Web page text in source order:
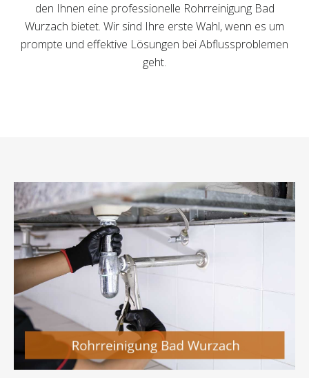
den Ihnen eine professionelle Rohrreinigung Bad
Wurzach bietet. Wir sind Ihre erste Wahl, wenn es um
prompte und effektive Lösungen bei Abflussproblemen
geht.